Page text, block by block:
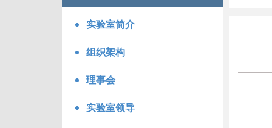
实验室简介
组织架构
理事会
实验室领导